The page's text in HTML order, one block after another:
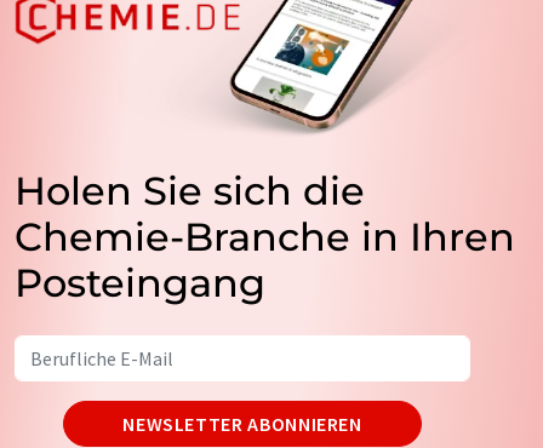
Holen Sie sich die
Chemie-Branche in Ihren
Posteingang
NEWSLETTER ABONNIEREN